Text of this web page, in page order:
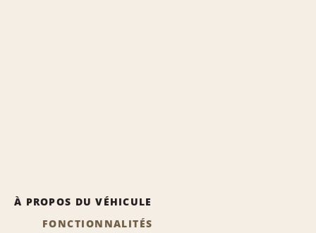
À PROPOS DU VÉHICULE
FONCTIONNALITÉS